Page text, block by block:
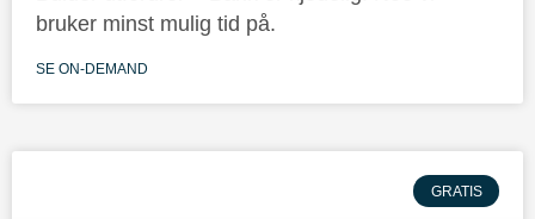
bruker minst mulig tid på.
SE ON-DEMAND
GRATIS